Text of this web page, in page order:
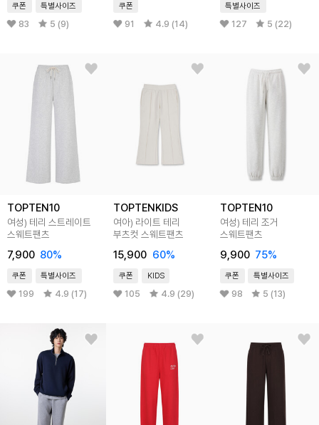
쿠폰 특별사이즈
83 5 (9)
쿠폰
91 4.9 (14)
특별사이즈
127 5 (22)
TOPTEN10
여성) 테리 스트레이트
스웨트팬츠
7,900 80%
쿠폰 특별사이즈
199 4.9 (17)
TOPTENKIDS
여아) 라이트 테리
부츠컷 스웨트팬츠
15,900 60%
쿠폰 KIDS
105 4.9 (29)
TOPTEN10
여성) 테리 조거
스웨트팬츠
9,900 75%
쿠폰 특별사이즈
98 5 (13)